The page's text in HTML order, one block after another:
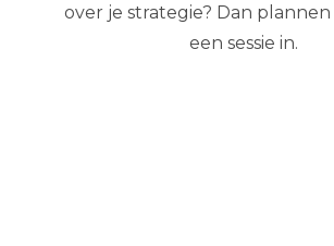
over je strategie? Dan plannen
een sessie in.